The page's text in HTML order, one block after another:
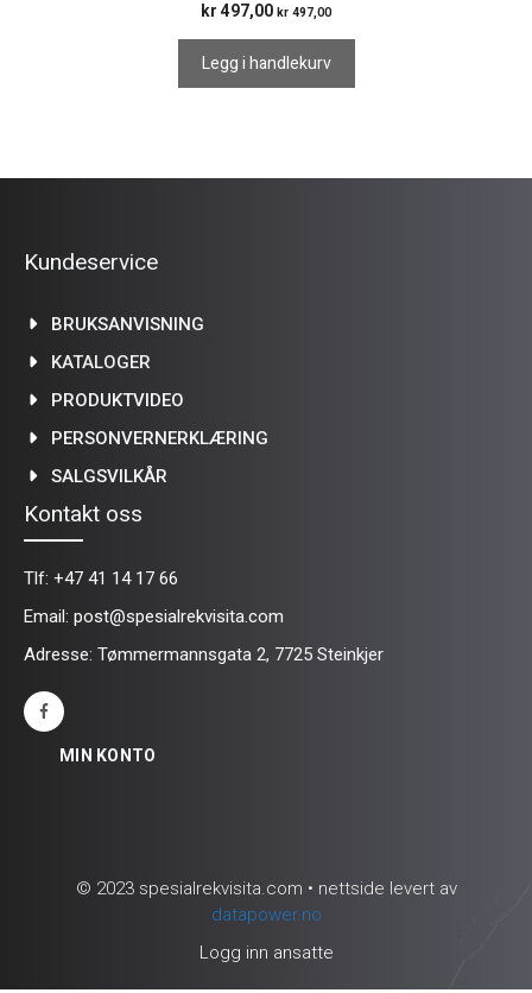
kr 497,00 kr 497,00
Legg i handlekurv
Kundeservice
BRUKSANVISNING
KATALOGER
PRODUKTVIDEO
PERSONVERNERKLÆRING
SALGSVILKÅR
Kontakt oss
Tlf: +47 41 14 17 66
Email: post@spesialrekvisita.com
Adresse: Tømmermannsgata 2, 7725 Steinkjer
MIN KONTO
© 2023 spesialrekvisita.com • nettside levert av
datapower.no
Logg inn ansatte